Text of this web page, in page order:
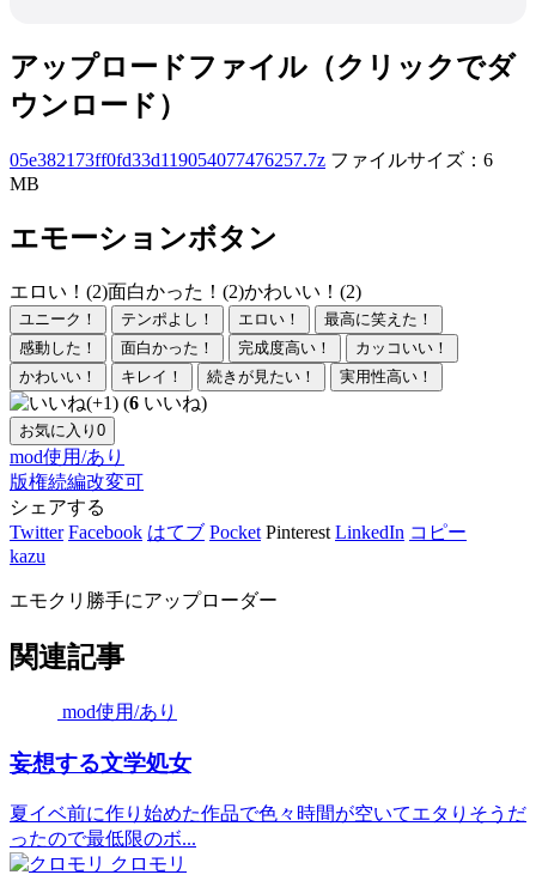
アップロードファイル（クリックでダ
ウンロード）
05e382173ff0fd33d119054077476257.7z ファイルサイズ：6
MB
エモーションボタン
エロい！(2)面白かった！(2)かわいい！(2)
ユニーク！ テンポよし！ エロい！
最高に笑えた！
感動した！
面白かった！ 完成度高い！
カッコいい！
かわいい！
キレイ！ 続きが見たい！ 実用性高い！
(6 いいね)
お気に入り 0
mod使用/あり
版権続編改変可
シェアする
Twitter Facebook はてブ Pocket Pinterest LinkedIn コピー
kazu
エモクリ勝手にアップローダー
関連記事
mod使用/あり
妄想する文学処女
夏イベ前に作り始めた作品で色々時間が空いてエタりそうだ
ったので最低限のボ...
クロモリ